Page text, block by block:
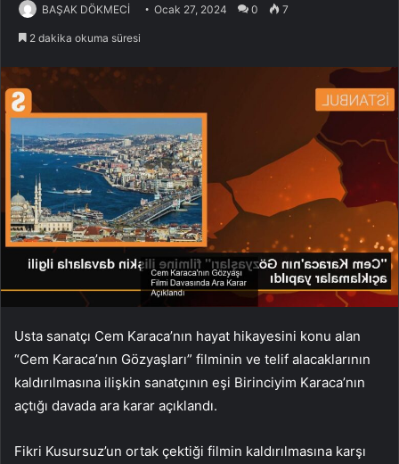
BAŞAK DÖKMECİ Ocak 27, 2024 0 7
2 dakika okuma süresi
Usta sanatçı Cem Karaca’nın hayat hikayesini konu alan
“Cem Karaca’nın Gözyaşları” filminin ve telif alacaklarının
kaldırılmasına ilişkin sanatçının eşi Birinciyim Karaca’nın
açtığı davada ara karar açıklandı.
Fikri Kusursuz’un ortak çektiği filmin kaldırılmasına karşı